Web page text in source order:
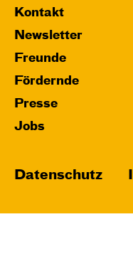
Kontakt
Newsletter
Freunde
Fördernde
Presse
Jobs
Datenschutz